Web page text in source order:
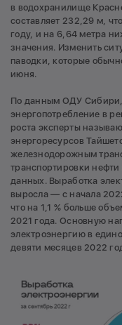
в водохранилище
составляет 232,29 м,
году, и на 6,64 метра
значения. Изменить
паводки, которые
июня.
По данным ОДУ Сибири,
энергопотребление в
роста эксперты
энергоресурсов
железнодорожным
транспортировки
данных. Выработка
выросла — с начала
что на 1,1 % больше
2021 года. Основную
электроэнергию в
девяти месяцев 2022